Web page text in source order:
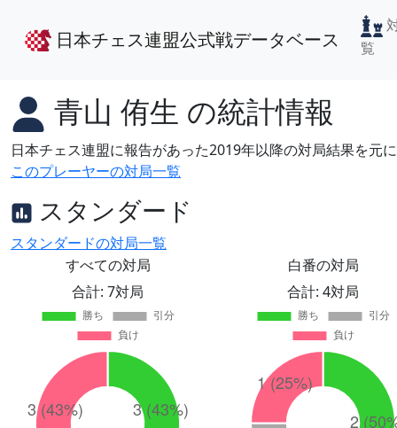
日本チェス連盟公式戦データベース
覧
青山 侑生 の統計情報
日本チェス連盟に報告があった2019年以降の対局結果を元
このプレーヤーの対局一覧
スタンダード
スタンダードの対局一覧
すべての対局
合計: 7対局
白番の対局
合計: 4対局